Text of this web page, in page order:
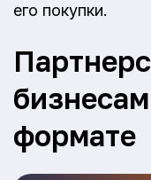
его покупки.
формате